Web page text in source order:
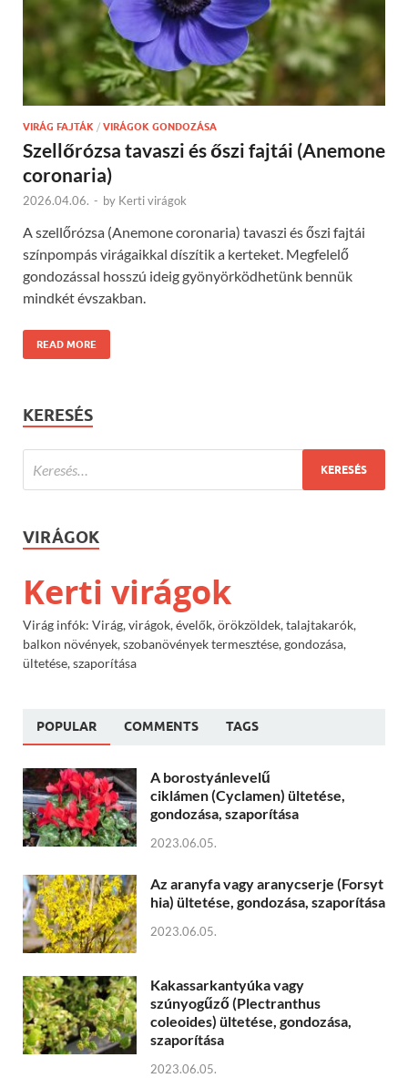
VIRÁG FAJTÁK / VIRÁGOK GONDOZÁSA
Szellőrózsa tavaszi és őszi fajtái (Anemone
coronaria)
2026.04.06. - by Kerti virágok
A szellőrózsa (Anemone coronaria) tavaszi és őszi fajtái
színpompás virágaikkal díszítik a kerteket. Megfelelő
gondozással hosszú ideig gyönyörködhetünk bennük
mindkét évszakban.
READ MORE
KERESÉS
VIRÁGOK
Kerti virágok
Virág infók: Virág, virágok, évelők, örökzöldek, talajtakarók,
balkon növények, szobanövények termesztése, gondozása,
ültetése, szaporítása
POPULAR COMMENTS TAGS
A borostyánlevelű
ciklámen (Cyclamen) ültetése,
gondozása, szaporítása
2023.06.05.
Az aranyfa vagy aranycserje (Forsyt
hia) ültetése, gondozása, szaporítása
2023.06.05.
Kakassarkantyúka vagy
szúnyogűző (Plectranthus
coleoides) ültetése, gondozása,
szaporítása
2023.06.05.